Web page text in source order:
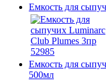
Емкость для
Емкость для
500мл